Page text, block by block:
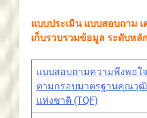
แบบประเมิน แบบสอบถาม
เก็บรวบรวมข้อมูล ระดับหลั
แบบสอบถามความพึงพอ
ตามกรอบมาตรฐานคุณวุ
แห่งชาติ (TQF)